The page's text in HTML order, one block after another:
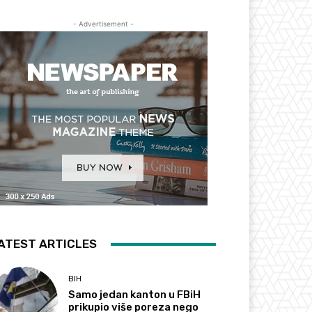
- Advertisement -
ARTICLES
BIH
Samo jedan kanton u FBiH
prikupio više poreza nego